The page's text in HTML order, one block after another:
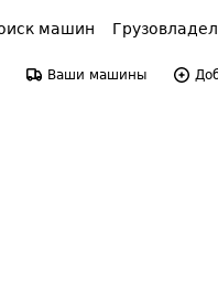
машин
Ваши машины